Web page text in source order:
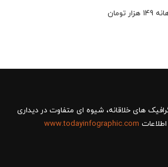
www.todayinfographic.com